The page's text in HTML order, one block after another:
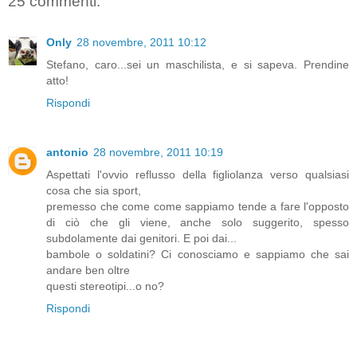
Only 28 novembre, 2011 10:12
Stefano, caro...sei un maschilista, e si sapeva. Prendine
atto!
Rispondi
antonio 28 novembre, 2011 10:19
Aspettati l'ovvio reflusso della figliolanza verso qualsiasi
cosa che sia sport,
premesso che come come sappiamo tende a fare l'opposto
di ciò che gli viene, anche solo suggerito, spesso
subdolamente dai genitori. E poi dai...
bambole o soldatini? Ci conosciamo e sappiamo che sai
andare ben oltre
questi stereotipi...o no?
Rispondi